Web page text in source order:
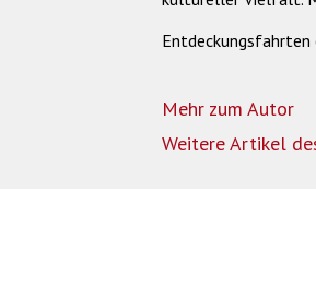
Entdeckungsfahrten
Mehr zum Autor
Weitere Artikel